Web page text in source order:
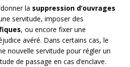
la suppression d’ouvrages
servitude, imposer des
, ou encore fixer une
avéré. Dans certains cas, le
nouvelle servitude pour régler un
de passage en cas d’enclave.